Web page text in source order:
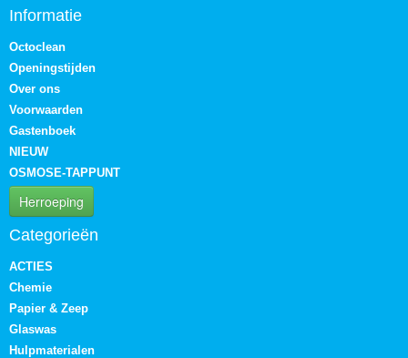
Informatie
Octoclean
Openingstijden
Over ons
Voorwaarden
Gastenboek
NIEUW
OSMOSE-TAPPUNT
Herroeping
Categorieën
ACTIES
Chemie
Papier & Zeep
Glaswas
Hulpmaterialen